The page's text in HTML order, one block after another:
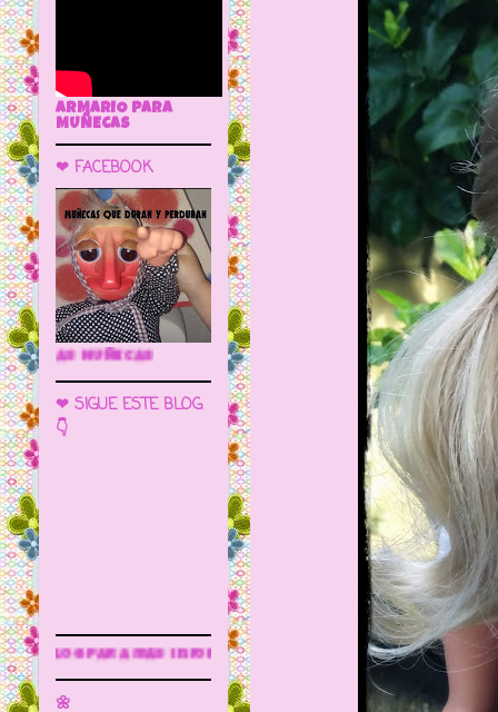
ARMARIO PARA
MUÑECAS
❤ FACEBOOK
🌼 LA CUEVA DE LAS MUÑECAS
❤ SIGUE ESTE BLOG
👇
🌼